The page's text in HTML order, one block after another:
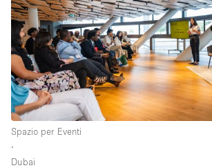
Vetrina
Vista incredibile
Water Access
Whitebox / Minimal
Spazio per Eventi
∙
Dubai